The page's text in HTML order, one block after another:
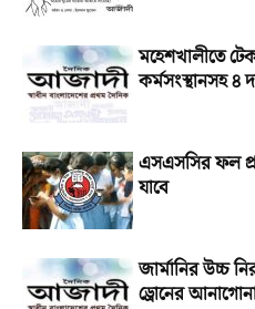
মহেশখালীতে
কর্মসংস্থানসহ ৪
এসএসসির ফল
যাবে
জার্মানির উচ্চ
ড্রোনের